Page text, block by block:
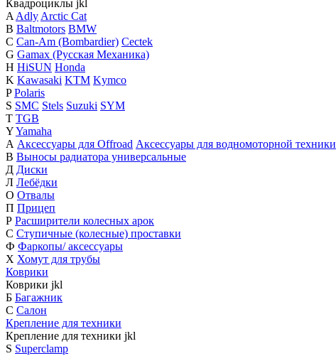
Квадроциклы jkl
AAdlyArctic Cat
B Baltmotors BMW
C Can-Am (Bombardier) Cectek
G Gamax (Русская Механика)
H HiSUN Honda
K Kawasaki KTM Kymco
P Polaris
S SMC Stels Suzuki SYM
T TGB
YYamaha
А Аксессуары для Offroad Аксессуары для водномоторной техники
В Выносы радиатора универсальные
Д Диски
Л Лебёдки
О Отвалы
П Прицеп
Р Расширители колесных арок
С Ступичные (колесные) проставки
Ф Фаркопы/ аксессуары
Х Хомут для трубы
Коврики
Коврики jkl
Б Багажник
С Салон
Крепление для техники
Крепление для техники jkl
S Superclamp